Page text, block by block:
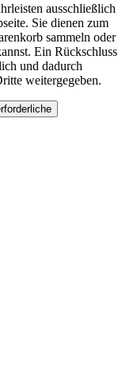
ausschließlich
Sie dienen zum
sammeln oder
Ein Rückschluss
und dadurch
weitergegeben.